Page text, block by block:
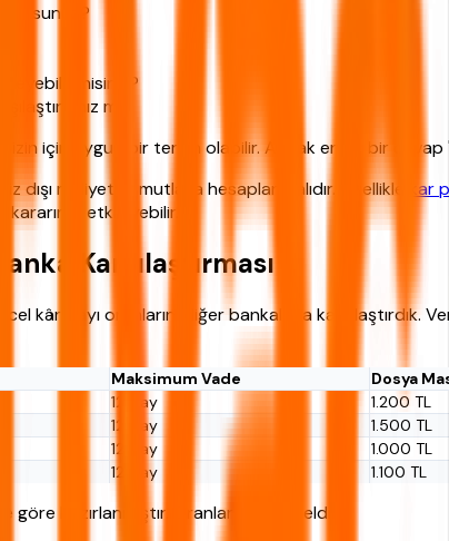
musunuz?
misiniz?
mı?
için uygun bir tercih olabilir. Ancak en az bir cevap
maliyetler mutlaka hesaplanmalıdır. Özellikle
kar
etkileyebilir.
Karşılaştırması
kâr payı oranlarını diğer bankalarla karşılaştırdık.
Maksimum Vade Dosya
120 ay 1.200 TL
120 ay 1.500 TL
120 ay 1.000 TL
120 ay 1.100 TL
hazırlanmıştır. Oranlar dönemseldir.